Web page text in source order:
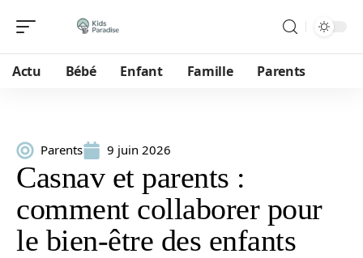
Actu Bébé Enfant Famille Parents
Parents 9 juin 2026
Casnav et parents :
comment collaborer pour
le bien-être des enfants